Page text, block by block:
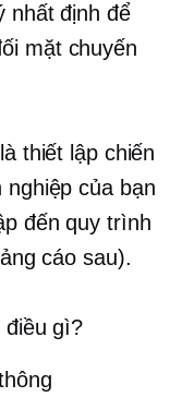
nhất định để
mặtchuyến
thiết lập chiến
nghiệp của bạn
đến quy trình
cáo sau).
điều gì?